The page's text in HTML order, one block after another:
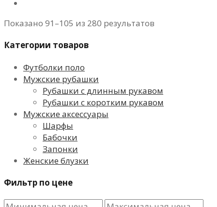
Показано 91–105 из 280 результатов
Категории товаров
Футболки поло
Мужские рубашки
Рубашки с длинным рукавом
Рубашки с коротким рукавом
Мужские аксессуары
Шарфы
Бабочки
Запонки
Женские блузки
Фильтр по цене